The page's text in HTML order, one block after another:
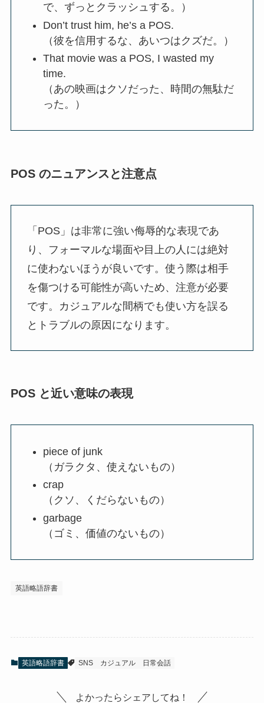
で、ずっとクラッシュする。）
Don’t trust him, he’s a POS.
（彼を信用するな、あいつはクズだ。）
That movie was a POS, I wasted my
time.
（あの映画はクソだった、時間の無駄だ
った。）
POS のニュアンスと注意点
「POS」は非常に強い侮辱的な表現であ
り、フォーマルな場面や目上の人には絶対
に使わないほうが良いです。使う際は相手
を傷つける可能性が高いため、注意が必要
です。カジュアルな間柄でも使い方を誤る
とトラブルの原因になります。
POS と近い意味の表現
piece of junk
（ガラクタ、使えないもの）
crap
（クソ、くだらないもの）
garbage
（ゴミ、価値のないもの）
英語略語辞書
英語略語辞書 SNS カジュアル 日常会話
よかったらシェアしてね！